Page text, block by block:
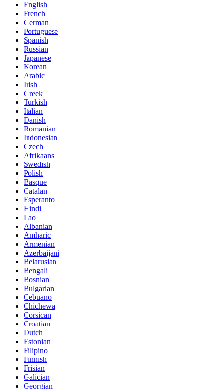
English
French
German
Portuguese
Spanish
Russian
Japanese
Korean
Arabic
Irish
Greek
Turkish
Italian
Danish
Romanian
Indonesian
Czech
Afrikaans
Swedish
Polish
Basque
Catalan
Esperanto
Hindi
Lao
Albanian
Amharic
Armenian
Azerbaijani
Belarusian
Bengali
Bosnian
Bulgarian
Cebuano
Chichewa
Corsican
Croatian
Dutch
Estonian
Filipino
Finnish
Frisian
Galician
Georgian